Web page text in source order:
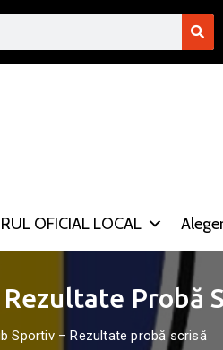
OFICIAL LOCAL
Probă
Sportiv – Rezultate probă scrisă